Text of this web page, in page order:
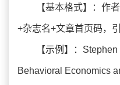
【基本格式】：作
+杂志名+文章首页码，
【示例】：
Behavioral Economics